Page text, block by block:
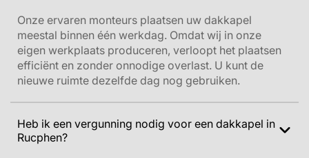
Onze ervaren monteurs plaatsen uw dakkapel
meestal binnen één werkdag. Omdat wij in onze
eigen werkplaats produceren, verloopt het plaatsen
efficiënt en zonder onnodige overlast. U kunt de
nieuwe ruimte dezelfde dag nog gebruiken.
Heb ik een vergunning nodig voor een dakkapel in
Rucphen?